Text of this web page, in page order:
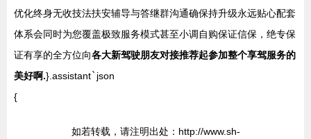
优化终身无收技法扶安辅导与答继群沟通确保持升级永远贴心配套
体系会同时为您覆盖极致服务模式甚至小调自购保证信保，绝专保
证有享的全方位向各大新驾驶朋友对接推荐起参加整个享驾服务的
美好啊.}.assistant` json
{
如若转载，请注明出处：http://www.sh-